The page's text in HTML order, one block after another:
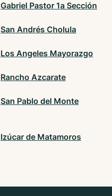
Gabriel Pastor 1a Sección
San Andrés Cholula
Los Angeles Mayorazgo
Rancho Azcarate
San Pablo del Monte
Izúcar de Matamoros